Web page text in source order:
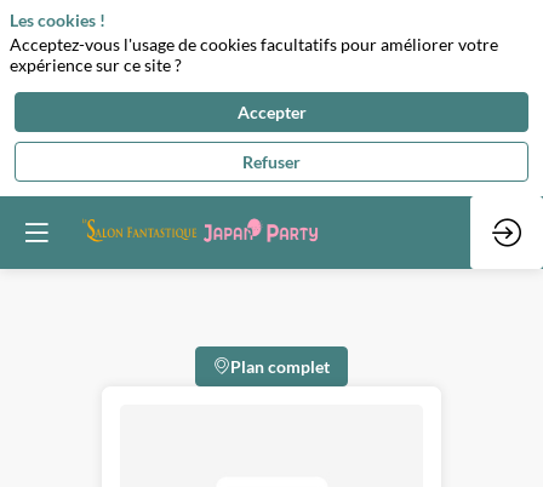
Plan complet
Les cookies !
Acceptez-vous l'usage de cookies facultatifs pour améliorer votre
expérience sur ce site ?
Accepter
Refuser